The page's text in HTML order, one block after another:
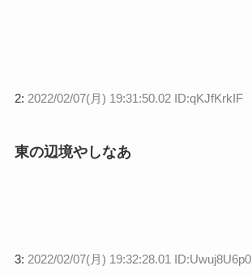
2: 2022/02/07(月) 19:31:50.02 ID:qKJfKrkIF
東の辺境やしなあ
3: 2022/02/07(月) 19:32:28.01 ID:Uwuj8U6p0